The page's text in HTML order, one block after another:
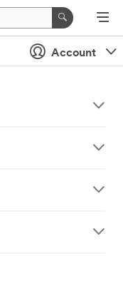
Account